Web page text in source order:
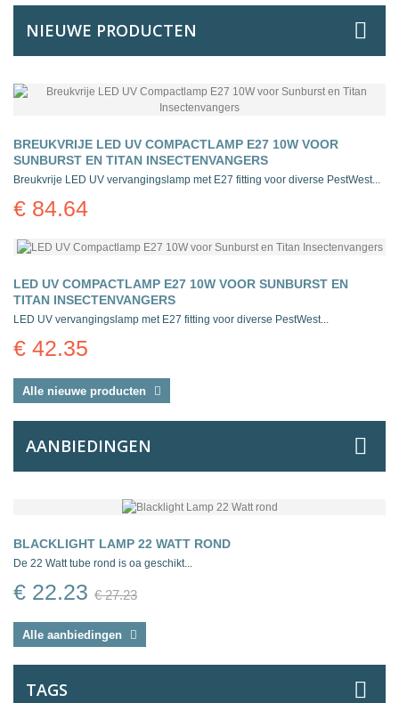
NIEUWE PRODUCTEN
BREUKVRIJE LED UV COMPACTLAMP E27 10W VOOR
SUNBURST EN TITAN INSECTENVANGERS
Breukvrije LED UV vervangingslamp met E27 fitting voor diverse PestWest...
€ 84.64
LED UV COMPACTLAMP E27 10W VOOR SUNBURST EN
TITAN INSECTENVANGERS
LED UV vervangingslamp met E27 fitting voor diverse PestWest...
€ 42.35
Alle nieuwe producten
AANBIEDINGEN
BLACKLIGHT LAMP 22 WATT ROND
De 22 Watt tube rond is oa geschikt...
€ 22.23 € 27.23
Alle aanbiedingen
TAGS